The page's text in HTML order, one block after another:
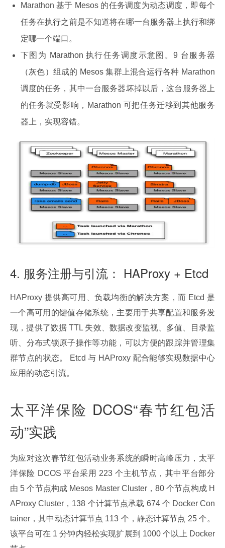
Marathon 基于 Mesos 的任务调度为动态调度，即每个
任务在执行之前是不知道将在哪一台服务器上执行和绑
定哪一个端口。
下图为 Marathon 执行任务调度示意图。9 台服务器
（灰色）组成的 Mesos 集群上混合运行各种 Marathon
调度的任务，其中一台服务器坏掉以后，这台服务器上
的任务就受影响，Marathon 可把任务迁移到其他服务
器上，实现容错。
4. 服务注册与引流： HAProxy + Etcd
HAProxy 提供高可用、负载均衡的解决方案，而 Etcd 是
一个高可用的键值存储系统，主要用于共享配置和服务发
现，提供了数据 TTL 失效、数据改变监视、多值、目录监
听、分布式锁原子操作等功能，可以方便的跟踪并管理集
群节点的状态。 Etcd 与 HAProxy 配合能够实现数据中心
应用的动态引流。
太平洋保险 DCOS“春节红包活
动”实践
为应对这次春节红包活动业务系统的瞬时高峰压力，太平
洋保险 DCOS 平台采用 223 个主机节点，其中平台部分
由 5 个节点构成 Mesos Master Cluster，80 个节点构成 H
AProxy Cluster，138 个计算节点承载 674 个 Docker Con
tainer，其中动态计算节点 113 个，静态计算节点 25 个。
该平台可在 1 分钟内轻松实现扩展到 1000 个以上 Docker